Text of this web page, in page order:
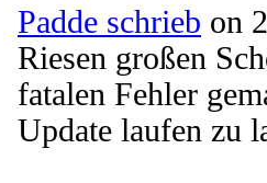
Padde schrieb on
Riesen großen
fatalen Fehler
Update laufen zu